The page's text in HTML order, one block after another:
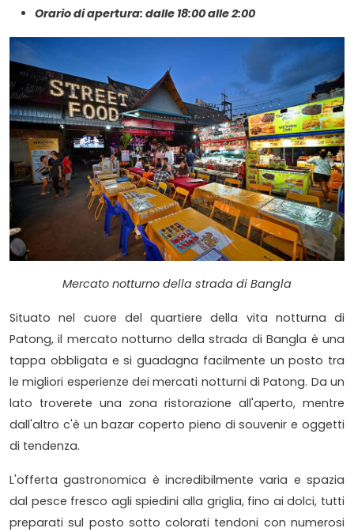
Orario di apertura: dalle 18:00 alle 2:00
Mercato notturno della strada di Bangla
Situato nel cuore del quartiere della vita notturna di
Patong, il mercato notturno della strada di Bangla è una
tappa obbligata e si guadagna facilmente un posto tra
le migliori esperienze dei mercati notturni di Patong. Da un
lato troverete una zona ristorazione all'aperto, mentre
dall'altro c'è un bazar coperto pieno di souvenir e oggetti
di tendenza.
L'offerta gastronomica è incredibilmente varia e spazia
dal pesce fresco agli spiedini alla griglia, fino ai dolci, tutti
preparati sul posto sotto colorati tendoni con numerosi